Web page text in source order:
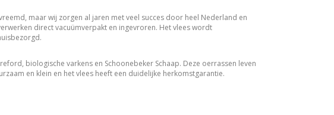
maar wij zorgen al jaren met veel succes door heel Nederland en
direct vacuümverpakt en ingevroren. Het vlees wordt
biologische varkens en Schoonebeker Schaap. Deze oerrassen leven
en klein en het vlees heeft een duidelijke herkomstgarantie.